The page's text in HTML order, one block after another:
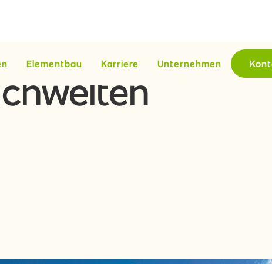
Elementbau Karriere Unternehmen